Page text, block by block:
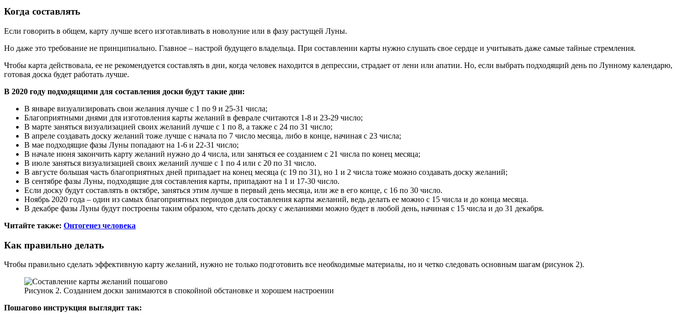
Когда составлять
Если говорить в общем, карту лучше всего изготавливать в новолуние или в фазу растущей Луны.
Но даже это требование не принципиально. Главное – настрой будущего владельца. При составлении карты нужно слушать свое сердце и учитывать даже самые тайные стремления.
Чтобы карта действовала, ее не рекомендуется составлять в дни, когда человек находится в депрессии, страдает от лени или апатии. Но, если выбрать подходящий день по Лунному календарю,
готовая доска будет работать лучше.
В 2020 году подходящими для составления доски будут такие дни:
В январе визуализировать свои желания лучше с 1 по 9 и 25-31 числа;
Благоприятными днями для изготовления карты желаний в феврале считаются 1-8 и 23-29 число;
В марте заняться визуализацией своих желаний лучше с 1 по 8, а также с 24 по 31 число;
В апреле создавать доску желаний тоже лучше с начала по 7 число месяца, либо в конце, начиная с 23 числа;
В мае подходящие фазы Луны попадают на 1-6 и 22-31 число;
В начале июня закончить карту желаний нужно до 4 числа, или заняться ее созданием с 21 числа по конец месяца;
В июле заняться визуализацией своих желаний лучше с 1 по 4 или с 20 по 31 число.
В августе большая часть благоприятных дней припадает на конец месяца (с 19 по 31), но 1 и 2 числа тоже можно создавать доску желаний;
В сентябре фазы Луны, подходящие для составления карты, припадают на 1 и 17-30 число.
Если доску будут составлять в октябре, заняться этим лучше в первый день месяца, или же в его конце, с 16 по 30 число.
Ноябрь 2020 года – один из самых благоприятных периодов для составления карты желаний, ведь делать ее можно с 15 числа и до конца месяца.
В декабре фазы Луны будут построены таким образом, что сделать доску с желаниями можно будет в любой день, начиная с 15 числа и до 31 декабря.
Читайте также: Онтогенез человека
Как правильно делать
Чтобы правильно сделать эффективную карту желаний, нужно не только подготовить все необходимые материалы, но и четко следовать основным шагам (рисунок 2).
Рисунок 2. Созданием доски занимаются в спокойной обстановке и хорошем настроении
Пошагово инструкция выглядит так: